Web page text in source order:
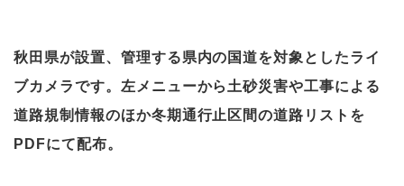
秋田県が設置、管理する県内の国道を対象としたライ
ブカメラです。左メニューから土砂災害や工事による
道路規制情報のほか冬期通行止区間の道路リストを
PDFにて配布。